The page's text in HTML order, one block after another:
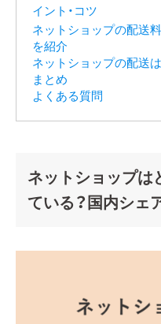
イント・コツ
ネットショップの配送
を紹介
ネットショップの配送
まとめ
よくある質問
ネットショップは
ている？国内シェ